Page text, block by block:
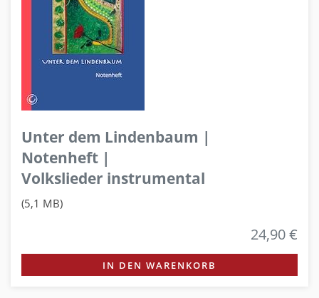
Unter dem Lindenbaum |
Notenheft |
Volkslieder instrumental
(5,1 MB)
24,90 €
IN DEN WARENKORB